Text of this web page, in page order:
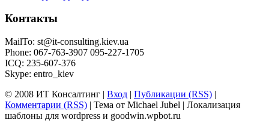
Контакты
MailTo: st@it-consulting.kiev.ua
Phone: 067-763-3907 095-227-1705
ICQ: 235-607-376
Skype: entro_kiev
© 2008 ИТ Консалтинг | Вход | Публикации (RSS) |
Комментарии (RSS) | Тема от Michael Jubel | Локализация
шаблоны для wordpress и goodwin.wpbot.ru